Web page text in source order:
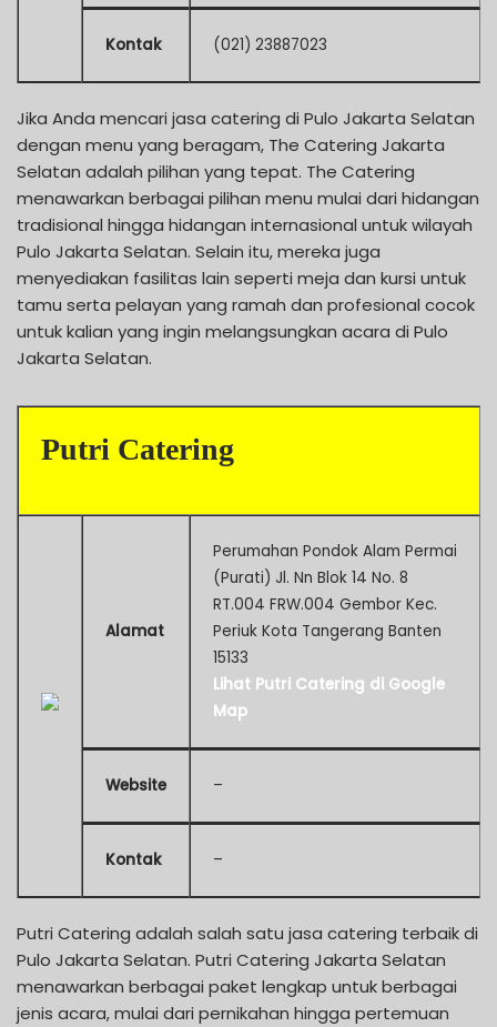
Kontak (021) 23887023
Jika Anda mencari jasa catering di Pulo Jakarta Selatan
dengan menu yang beragam, The Catering Jakarta
Selatan adalah pilihan yang tepat. The Catering
menawarkan berbagai pilihan menu mulai dari hidangan
tradisional hingga hidangan internasional untuk wilayah
Pulo Jakarta Selatan. Selain itu, mereka juga
menyediakan fasilitas lain seperti meja dan kursi untuk
tamu serta pelayan yang ramah dan profesional cocok
untuk kalian yang ingin melangsungkan acara di Pulo
Jakarta Selatan.
Putri Catering
Alamat
Perumahan Pondok Alam Permai
(Purati) Jl. Nn Blok 14 No. 8
RT.004 FRW.004 Gembor Kec.
Periuk Kota Tangerang Banten
15133
Lihat Putri Catering di Google
Map
Website –
Kontak –
Putri Catering adalah salah satu jasa catering terbaik di
Pulo Jakarta Selatan. Putri Catering Jakarta Selatan
menawarkan berbagai paket lengkap untuk berbagai
jenis acara, mulai dari pernikahan hingga pertemuan